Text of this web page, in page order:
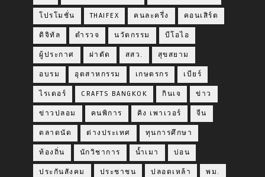
โปรโมชั่น THAIFEX คนละครึ่ง คอนเสิร์ต
ดิจิทัล ตำรวจ นวัตกรรม บีโอไอ
ผู้ประกาศ ผ่าตัด สสว. สุขสยาม
อบรม อุตสาหกรรม เกษตรกร เบียร์
ไรเดอร์ CRAFTS BANGKOK กินเจ ข่าว
ข่าวปลอม คนพิการ คิง เพาเวอร์ จีน
ตลาดนัด ต่างประเทศ ทุนการศึกษา
ท้องถิ่น นักวิชาการ น้ำเมา บ่อน
ประกันสังคม ประชาชน ปลอดเหล้า พม.